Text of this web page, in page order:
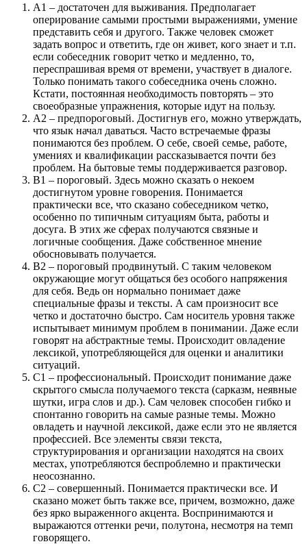
А1 – достаточен для выживания. Предполагает
оперирование самыми простыми выражениями, умение
представить себя и другого. Также человек сможет
задать вопрос и ответить, где он живет, кого знает и т.п.
если собеседник говорит четко и медленно, то,
переспрашивая время от времени, участвует в диалоге.
Только понимать такого собеседника очень сложно.
Кстати, постоянная необходимость повторять – это
своеобразные упражнения, которые идут на пользу.
А2 – предпороговый. Достигнув его, можно утверждать,
что язык начал даваться. Часто встречаемые фразы
понимаются без проблем. О себе, своей семье, работе,
умениях и квалификации рассказывается почти без
проблем. На бытовые темы поддерживается разговор.
В1 – пороговый. Здесь можно сказать о некоем
достигнутом уровне говорения. Понимается
практически все, что сказано собеседником четко,
особенно по типичным ситуациям быта, работы и
досуга. В этих же сферах получаются связные и
логичные сообщения. Даже собственное мнение
обосновывать получается.
В2 – пороговый продвинутый. С таким человеком
окружающие могут общаться без особого напряжения
для себя. Ведь он нормально понимает даже
специальные фразы и тексты. А сам произносит все
четко и достаточно быстро. Сам носитель уровня также
испытывает минимум проблем в понимании. Даже если
говорят на абстрактные темы. Происходит овладение
лексикой, употребляющейся для оценки и аналитики
ситуаций.
С1 – профессиональный. Происходит понимание даже
скрытого смысла получаемого текста (сарказм, неявные
шутки, игра слов и др.). Сам человек способен гибко и
спонтанно говорить на самые разные темы. Можно
овладеть и научной лексикой, даже если это не является
профессией. Все элементы связи текста,
структурирования и организации находятся на своих
местах, употребляются беспроблемно и практически
неосознанно.
С2 – совершенный. Понимается практически все. И
сказано может быть также все, причем, возможно, даже
без ярко выраженного акцента. Воспринимаются и
выражаются оттенки речи, полутона, несмотря на темп
говорящего.